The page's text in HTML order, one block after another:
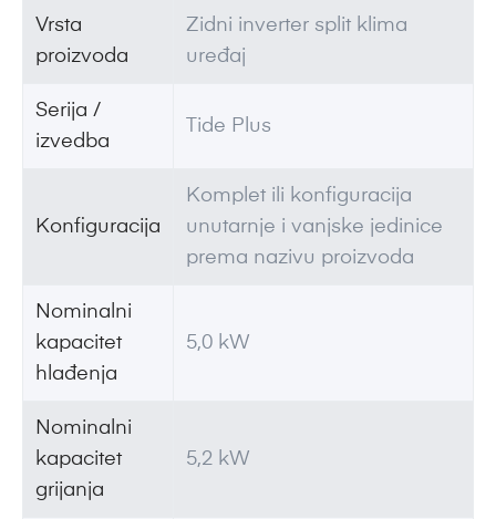
Vrsta
proizvoda
Zidni inverter split klima
uređaj
Serija /
izvedba
Tide Plus
Konfiguracija
Komplet ili konfiguracija
unutarnje i vanjske jedinice
prema nazivu proizvoda
Nominalni
kapacitet
hlađenja
5,0 kW
Nominalni
kapacitet
grijanja
5,2 kW